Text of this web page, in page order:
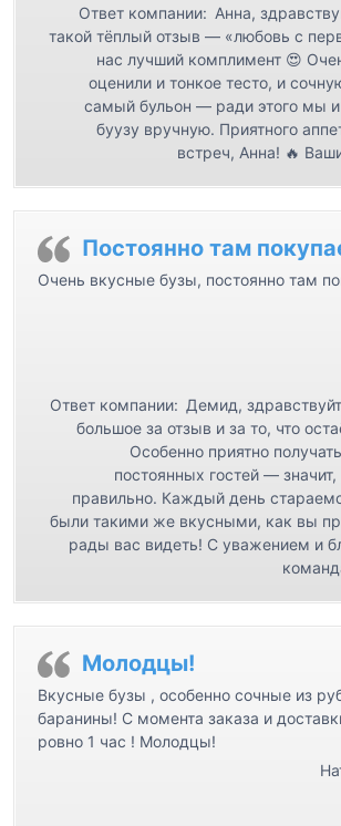
Ответ компании: Анна,
такой тёплый отзыв — «любовь с
нас лучший комплимент 😍
оценили и тонкое тесто, и
самый бульон — ради этого мы
буузу вручную. Приятного
встреч, Анна! 🔥
Постоянно там
Очень вкусные бузы, постоянно там
Ответ компании: Демид,
большое за отзыв и за то, что
Особенно приятно
постоянных гостей —
правильно. Каждый день
были такими же вкусными, как вы
рады вас видеть! С уважением и
Молодцы!
Вкусные бузы , особенно сочные из
баранины! С момента заказа и
ровно 1 час ! Молодцы!